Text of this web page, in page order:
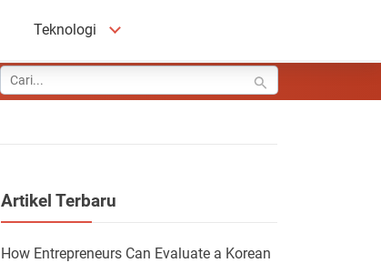
Teknologi
Artikel Terbaru
How Entrepreneurs Can Evaluate a Korean